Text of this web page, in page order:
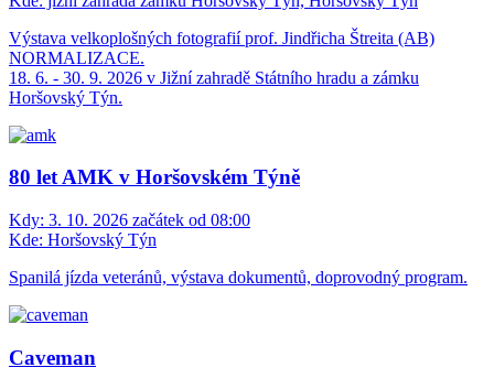
Výstava velkoplošných fotografií prof. Jindřicha Štreita (AB)
NORMALIZACE.
18. 6. - 30. 9. 2026 v Jižní zahradě Státního hradu a zámku
Horšovský Týn.
80 let AMK v Horšovském Týně
Kdy: 3. 10. 2026 začátek od 08:00
Kde: Horšovský Týn
Spanilá jízda veteránů, výstava dokumentů, doprovodný program.
Caveman